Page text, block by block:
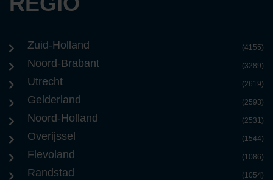
Zuid-Holland (4155)
Noord-Brabant (3289)
Utrecht (2619)
Gelderland (2593)
Noord-Holland (2531)
Overijssel (1544)
Flevoland (1086)
Randstad (1054)